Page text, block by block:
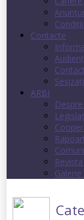
Contacte
ARBI